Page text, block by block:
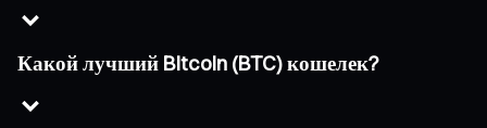
Какой лучший Bitcoin (BTC) кошелек?